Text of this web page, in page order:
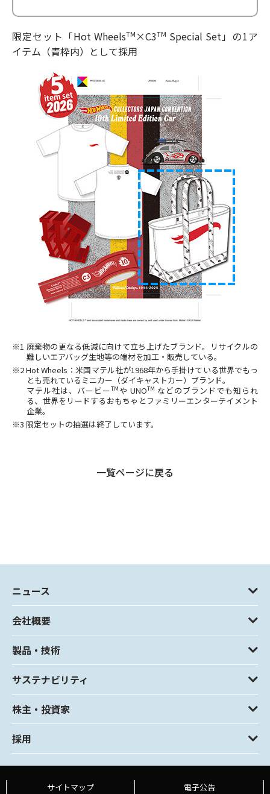
限定セット「Hot WheelsTM ×C3TM Special Set」の1ア
イテム（青枠内）として採用
※1 廃棄物の更なる低減に向けて立ち上げたブランド。リサイクルの
難しいエアバッグ生地等の端材を加工・販売している。
※2 Hot Wheels：米国マテル社が1968年から手掛けている世界でもっ
とも売れているミニカー（ダイキャストカー）ブランド。
マテル社は、バービーTM や UNOTM などのブランドでも知られ
る、世界をリードするおもちゃとファミリーエンターテイメント
企業。
※3 限定セットの抽選は終了しています。
一覧ページに戻る
ニュース
会社概要
製品・技術
サステナビリティ
株主・投資家
採用
サイトマップ 電子公告